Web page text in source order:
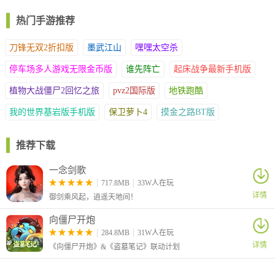
1、高清养眼的游戏画面，不玩游戏也能让您欣赏半天，还可以截
图设置成手机壁纸哦
上手；
3、每天都能领取不同等额的金币或者点劵奖励，并且还有超多福
推荐理由
1、高爆率，高炮倍，真正的一炮暴亿金，经典街机玩法的主流捕
热门手游推荐
刀锋无双2折扣版 墨武江山 嘿嘿太空杀
停车场多人游戏无限金币版 谁先阵亡 起床战争最新手机版
植物大战僵尸2回忆之旅 pvz2国际版 地铁跑酷
我的世界基岩版手机版 保卫萝卜4 摸金之路BT版
推荐下载
一念剑歌
717.8MB
33W人在玩
御剑乘风起，逍遥天地间！
详情
向僵尸开炮
284.8MB
31W人在玩
《向僵尸开炮》&《盗墓笔记》联动计划
详情